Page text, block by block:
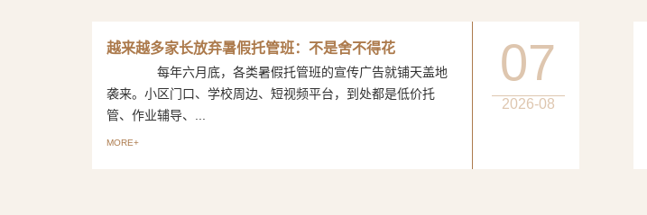
越来越多家长放弃暑假托管班：不是舍不得花
每年六月底，各类暑假托管班的宣传广告就铺天盖地
袭来。小区门口、学校周边、短视频平台，到处都是低价托
管、作业辅导、...
MORE+
07
2026-08